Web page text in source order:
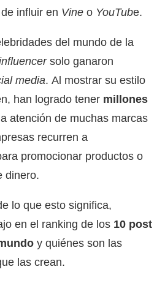
influir en Vine o YouTube.
del mundo de la
solo ganaron
media. Al mostrar su estilo
han logrado tener millones
atención de muchas marcas
recurren a
promocionar productos o
dinero.
lo que esto significa,
en el ranking de los 10 post
y quiénes son las
las crean.